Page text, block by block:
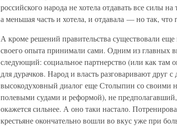
российского народа не хотела отдавать все силы
а меньшая часть и хотела, и отдавала — но так, что
А кроме решений правительства существовали
своего опыта принимали сами. Одним из главных
следующий: социальное партнерство (или как там
для дурачков. Народ и власть разговаривают друг
высокодуховный диалог еще Столыпин со своими
полевыми судами и реформой), не
окажется сильнее. А оно таки настало.
крестьяне окончательно вошли во вкус уже при